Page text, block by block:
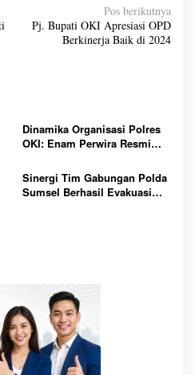
Pos berikutnya
Pj. Bupati OKI Apresiasi OPD
Berkinerja Baik di 2024
Dinamika Organisasi Polres
OKI: Enam Perwira Resmi
Daftar Penugasan Barunya
Sinergi Tim Gabungan Polda
Sumsel Berhasil Evakuasi